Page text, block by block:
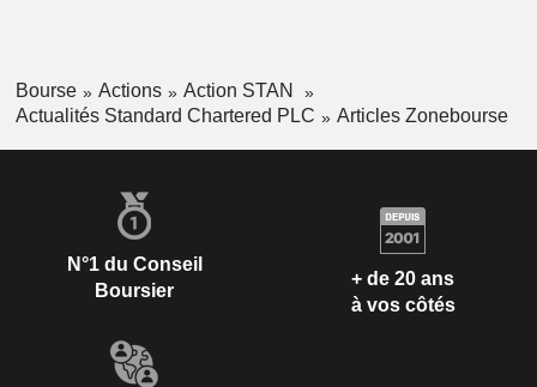
Bourse Actions
Action STAN
Actualités Standard Chartered PLC
Articles Zonebourse
N°1 du Conseil
Boursier
+ de 20 ans
à vos côtés